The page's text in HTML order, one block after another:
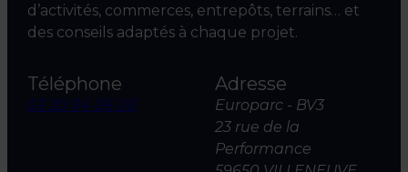
d’activités, commerces, entrepôts, terrains… et
des conseils adaptés à chaque projet.
Téléphone
03 20 04 06 00
Adresse
Europarc - BV3
23 rue de la
Performance